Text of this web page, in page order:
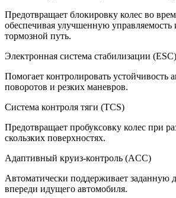
Предотвращает блокировку колес во
обеспечивая улучшенную управляемость
тормозной путь.
Электронная система стабилизации (ESC)
Помогает контролировать устойчивость
поворотов и резких маневров.
Система контроля тяги (TCS)
Предотвращает пробуксовку колес при
скользких поверхностях.
Адаптивный круиз-контроль (ACC)
Автоматически поддерживает заданную
впереди идущего автомобиля.